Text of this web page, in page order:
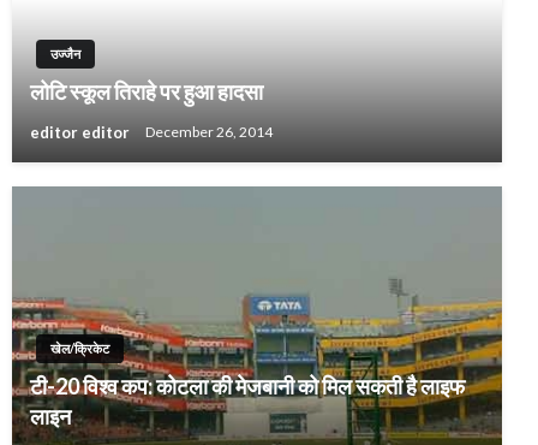
उज्जैन
लोटि स्कूल तिराहे पर हुआ हादसा
editor editor December 26, 2014
खेल/क्रिकेट
टी-20 विश्व कप: कोटला की मेजबानी को मिल सकती है लाइफ
लाइन